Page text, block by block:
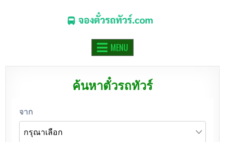
จองตั๋วรถทัวร์.COM
MENU
ค้นหาตั๋วรถทัวร์